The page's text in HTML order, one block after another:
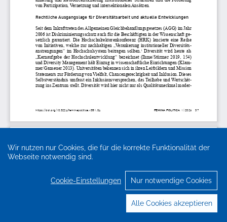
Wir nutzen nur Cookies, die für die korrekte Funktionalität der
Webseite notwendig sind.
Cookie-Einstellungen Nur notwendige Cookies
Alle Cookies akzeptieren